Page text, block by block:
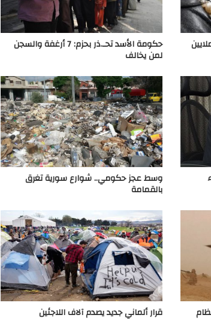
حكومة الأسد تحـ.ذر بحزم: 7 أرغفة والسجن
لمن يخالف
وسط عجز حكومي.. شوارع سورية تغرق
بالقمامة
قرار ألماني جديد يصدم آلاف اللاجئين